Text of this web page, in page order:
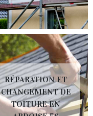
RÉPARATION ET
CHANGEMENT DE
TOITURE EN